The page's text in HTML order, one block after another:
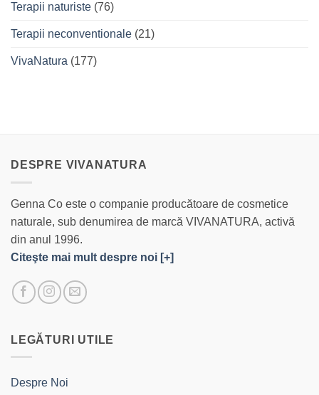
Terapii naturiste (76)
Terapii neconventionale (21)
VivaNatura (177)
DESPRE VIVANATURA
Genna Co este o companie producătoare de cosmetice
naturale, sub denumirea de marcă VIVANATURA, activă
din anul 1996.
Citeşte mai mult despre noi [+]
LEGĂTURI UTILE
Despre Noi